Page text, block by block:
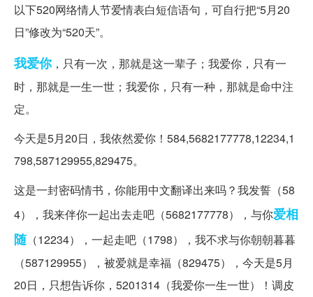
以下520网络情人节爱情表白短信语句，可自行把“5月20
日”修改为“520天”。
我爱你，只有一次，那就是这一辈子；我爱你，只有一
时，那就是一生一世；我爱你，只有一种，那就是命中注
定。
今天是5月20日，我依然爱你！584,5682177778,12234,1
798,587129955,829475。
这是一封密码情书，你能用中文翻译出来吗？我发誓（58
4），我来伴你一起出去走吧（5682177778），与你爱相
随（12234），一起走吧（1798），我不求与你朝朝暮暮
（587129955），被爱就是幸福（829475），今天是5月
20日，只想告诉你，5201314（我爱你一生一世）！调皮